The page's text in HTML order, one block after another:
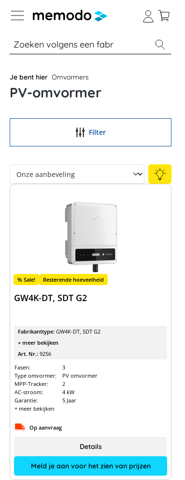
naar navigatie B2B-platform
% Sale Batterijopslag thuis
Je bent hier Omvormers
PV-omvormer
Filter
Expert kennis
Vind de juiste
batterijopslag
Batterijopslag releaselijst en
vergelijking
Batterijopslag catalogus
% Sale! Resterende hoeveelheid
GW4K-DT, SDT G2
Fabrikanttype: GW4K-DT, SDT G2
+ meer bekijken
Art. Nr.: 9256
Fasen:
3
Type omvormer:
PV omvormer
MPP-Tracker:
2
AC-stroom:
4 kW
Garantie:
5 Jaar
+ meer bekijken
Op aanvraag
Meld je aan voor het zien van prijzen
Details